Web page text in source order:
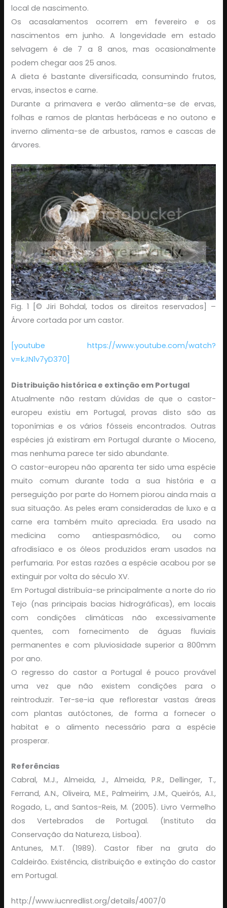
local de nascimento.
Os acasalamentos ocorrem em fevereiro e os
nascimentos em junho. A longevidade em estado
selvagem é de 7 a 8 anos, mas ocasionalmente
podem chegar aos 25 anos.
A dieta é bastante diversificada, consumindo frutos,
ervas, insectos e carne.
Durante a primavera e verão alimenta-se de ervas,
folhas e ramos de plantas herbáceas e no outono e
inverno alimenta-se de arbustos, ramos e cascas de
árvores.
Fig. 1 [© Jiri Bohdal, todos os direitos reservados] –
Árvore cortada por um castor.
[youtube https://www.youtube.com/watch?
v=kJN1v7yD370]
Distribuição histórica e extinção em Portugal
Atualmente não restam dúvidas de que o castor-
europeu existiu em Portugal, provas disto são as
toponímias e os vários fósseis encontrados. Outras
espécies já existiram em Portugal durante o Mioceno,
mas nenhuma parece ter sido abundante.
O castor-europeu não aparenta ter sido uma espécie
muito comum durante toda a sua história e a
perseguição por parte do Homem piorou ainda mais a
sua situação. As peles eram consideradas de luxo e a
carne era também muito apreciada. Era usado na
medicina como antiespasmódico, ou como
afrodisíaco e os óleos produzidos eram usados na
perfumaria. Por estas razões a espécie acabou por se
extinguir por volta do século XV.
Em Portugal distribuía-se principalmente a norte do rio
Tejo (nas principais bacias hidrográficas), em locais
com condições climáticas não excessivamente
quentes, com fornecimento de águas fluviais
permanentes e com pluviosidade superior a 800mm
por ano.
O regresso do castor a Portugal é pouco provável
uma vez que não existem condições para o
reintroduzir. Ter-se-ia que reflorestar vastas áreas
com plantas autóctones, de forma a fornecer o
habitat e o alimento necessário para a espécie
prosperar.
Referências
Cabral, M.J., Almeida, J., Almeida, P.R., Dellinger, T.,
Ferrand, A.N., Oliveira, M.E., Palmeirim, J.M., Queirós, A.I.,
Rogado, L., and Santos-Reis, M. (2005). Livro Vermelho
dos Vertebrados de Portugal. (Instituto da
Conservação da Natureza, Lisboa).
Antunes, M.T. (1989). Castor fiber na gruta do
Caldeirão. Existência, distribuição e extinção do castor
em Portugal.
http://www.iucnredlist.org/details/4007/0